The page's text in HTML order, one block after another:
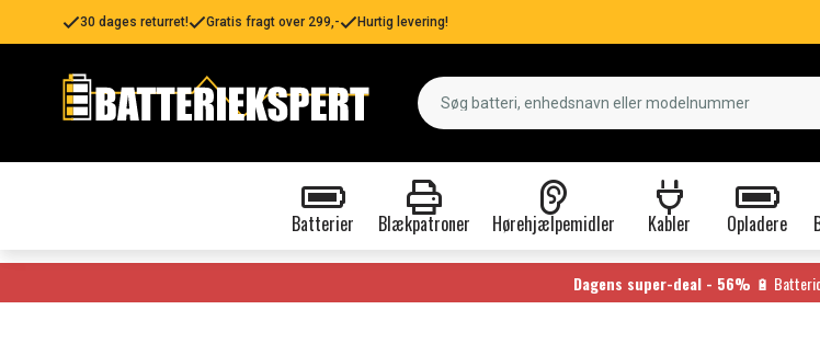
30 dages returret! Gratis fragt over 299,- Hurtig levering!
Batterier Blækpatroner Hørehjælpemidler Kabler Opladere
Dagens super-deal - 56% 🔋